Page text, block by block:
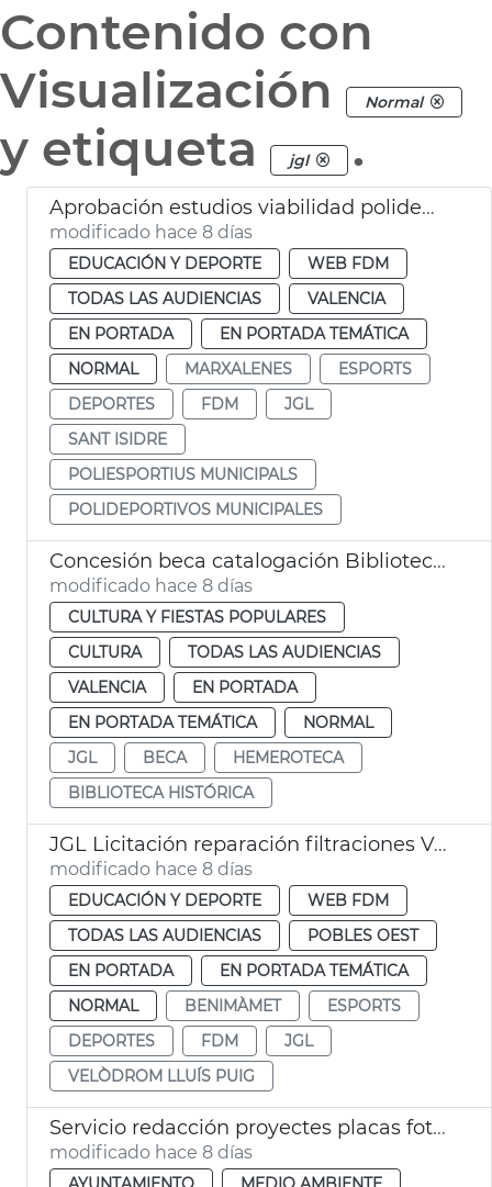
Contenido con
Visualización
Normal
y etiqueta jgl .
Aprobación estudios viabilidad polideportivos San Isidro Marxalenes
modificado hace 8 días
EDUCACIÓN Y DEPORTE
WEB FDM
TODAS LAS AUDIENCIAS
VALENCIA
EN PORTADA
EN PORTADA TEMÁTICA
NORMAL
MARXALENES
ESPORTS
DEPORTES
FDM
JGL
SANT ISIDRE
POLIESPORTIUS MUNICIPALS
POLIDEPORTIVOS MUNICIPALES
Concesión beca catalogación Biblioteca Histórica y Hemeroteca Municipal València
modificado hace 8 días
CULTURA Y FIESTAS POPULARES
CULTURA
TODAS LAS AUDIENCIAS
VALENCIA
EN PORTADA
EN PORTADA TEMÁTICA
NORMAL
JGL
BECA
HEMEROTECA
BIBLIOTECA HISTÓRICA
JGL Licitación reparación filtraciones Velódromo València
modificado hace 8 días
EDUCACIÓN Y DEPORTE
WEB FDM
TODAS LAS AUDIENCIAS
POBLES OEST
EN PORTADA
EN PORTADA TEMÁTICA
NORMAL
BENIMÀMET
ESPORTS
DEPORTES
FDM
JGL
VELÒDROM LLUÍS PUIG
Servicio redacción proyectes placas fotovoltaicas edificios municipales València
modificado hace 8 días